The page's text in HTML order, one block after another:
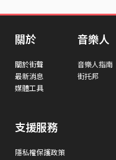
關於
關於街聲
最新消息
媒體工具
音樂人
音樂人指南
街托邦
支援服務
隱私權保護政策